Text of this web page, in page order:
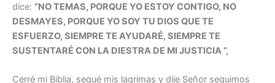
dice: “NO TEMAS, PORQUE YO ESTOY CONTIGO, NO
DESMAYES, PORQUE YO SOY TU DIOS QUE TE
ESFUERZO, SIEMPRE TE AYUDARÉ, SIEMPRE TE
SUSTENTARÉ CON LA DIESTRA DE MI JUSTICIA “,
Cerré mi Biblia, sequé mis lagrimas y dije Señor seguimos